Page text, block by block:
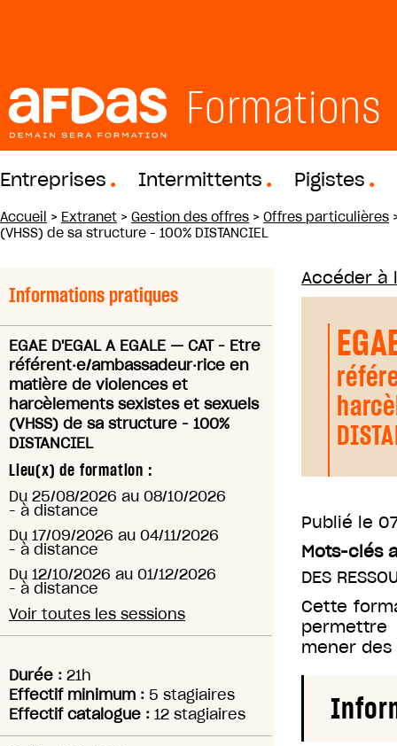
Formations
Entreprises Intermittents Pigistes
Accueil > Extranet > Gestion des offres > Offres particulières
(VHSS) de sa structure - 100% DISTANCIEL
Informations pratiques
EGAE D'EGAL A EGALE — CAT - Etre
référent·e/ambassadeur·rice en
matière de violences et
harcèlements sexistes et sexuels
(VHSS) de sa structure - 100%
DISTANCIEL
Lieu(x) de formation :
Du 25/08/2026 au 08/10/2026
- à distance
Du 17/09/2026 au 04/11/2026
- à distance
Du 12/10/2026 au 01/12/2026
- à distance
Voir toutes les sessions
Durée : 21h
Effectif minimum : 5 stagiaires
Effectif catalogue : 12 stagiaires
Accéder à
Publié le
Mots-clés
DES
Cette
permettre
mener